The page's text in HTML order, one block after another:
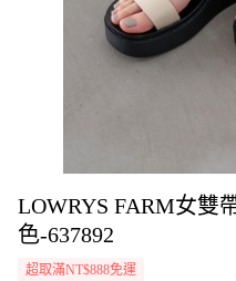
LOWRYS FARM女雙
色-637892
超取滿NT$888免運